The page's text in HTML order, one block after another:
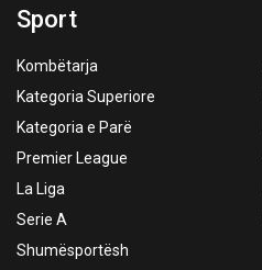
Sport
Kombëtarja
Kategoria Superiore
Kategoria e Parë
Premier League
La Liga
Serie A
Shumësportësh